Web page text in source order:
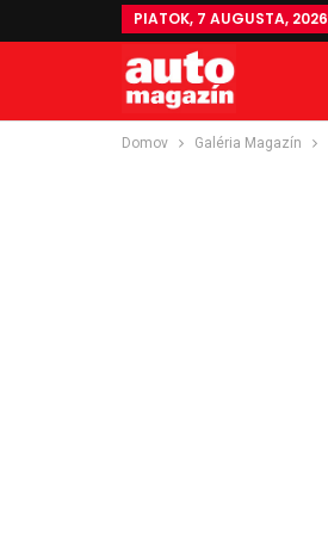
PIATOK, 7 AUGUSTA, 2026
Domov Galéria Magazín